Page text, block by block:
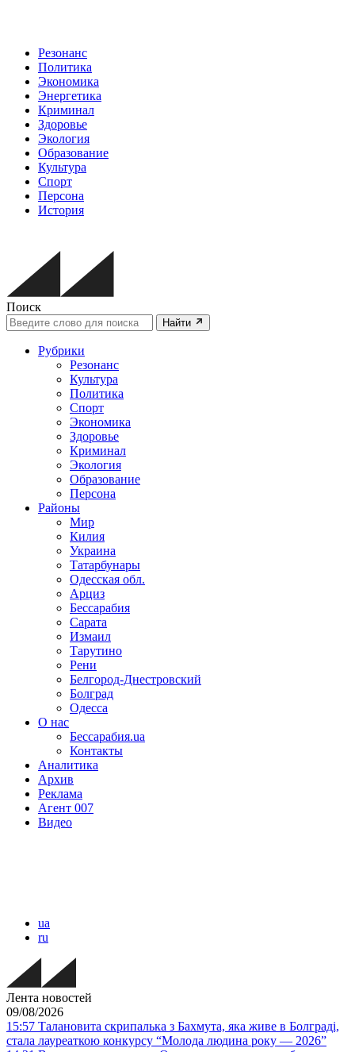
Резонанс
Политика
Экономика
Энергетика
Криминал
Здоровье
Экология
Образование
Культура
Спорт
Персона
История
Поиск
Найти
Рубрики
Резонанс
Культура
Политика
Спорт
Экономика
Здоровье
Криминал
Экология
Образование
Персона
Районы
Мир
Килия
Украина
Татарбунары
Одесская обл.
Арциз
Бессарабия
Сарата
Измаил
Тарутино
Рени
Белгород-Днестровский
Болград
Одесса
О нас
Бессарабия.ua
Контакты
Аналитика
Архив
Реклама
Агент 007
Видео
ua
ru
Лента новостей
09/08/2026
15:57 Талановита скрипалька з Бахмута, яка живе в Болграді,
стала лауреаткою конкурсу “Молода людина року — 2026”